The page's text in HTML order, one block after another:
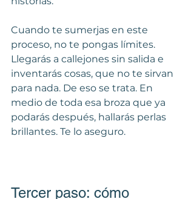
Cuando te sumerjas en este
proceso, no te pongas límites.
Llegarás a callejones sin salida e
inventarás cosas, que no te sirvan
para nada. De eso se trata. En
medio de toda esa broza que ya
podarás después, hallarás perlas
brillantes. Te lo aseguro.
Tercer paso: cómo